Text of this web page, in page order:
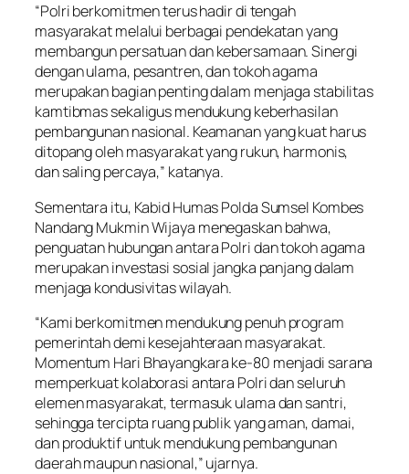
“Polri berkomitmen terus hadir di tengah
masyarakat melalui berbagai pendekatan yang
membangun persatuan dan kebersamaan. Sinergi
dengan ulama, pesantren, dan tokoh agama
merupakan bagian penting dalam menjaga stabilitas
kamtibmas sekaligus mendukung keberhasilan
pembangunan nasional. Keamanan yang kuat harus
ditopang oleh masyarakat yang rukun, harmonis,
dan saling percaya,” katanya.
Sementara itu, Kabid Humas Polda Sumsel Kombes
Nandang Mukmin Wijaya menegaskan bahwa,
penguatan hubungan antara Polri dan tokoh agama
merupakan investasi sosial jangka panjang dalam
menjaga kondusivitas wilayah.
“Kami berkomitmen mendukung penuh program
pemerintah demi kesejahteraan masyarakat.
Momentum Hari Bhayangkara ke-80 menjadi sarana
memperkuat kolaborasi antara Polri dan seluruh
elemen masyarakat, termasuk ulama dan santri,
sehingga tercipta ruang publik yang aman, damai,
dan produktif untuk mendukung pembangunan
daerah maupun nasional,” ujarnya.